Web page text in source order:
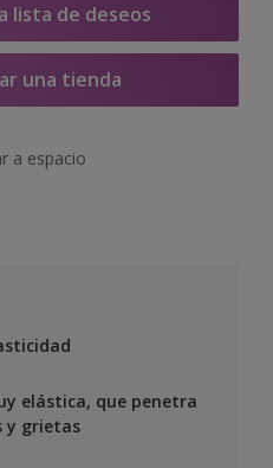
lista de deseos
una tienda
a espacio
elástica, que penetra
y grietas